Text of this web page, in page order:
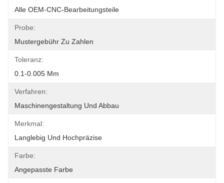
Alle OEM-CNC-Bearbeitungsteile
Probe:
Mustergebühr Zu Zahlen
Toleranz:
0.1-0.005 Mm
Verfahren:
Maschinengestaltung Und Abbau
Merkmal:
Langlebig Und Hochpräzise
Farbe:
Angepasste Farbe